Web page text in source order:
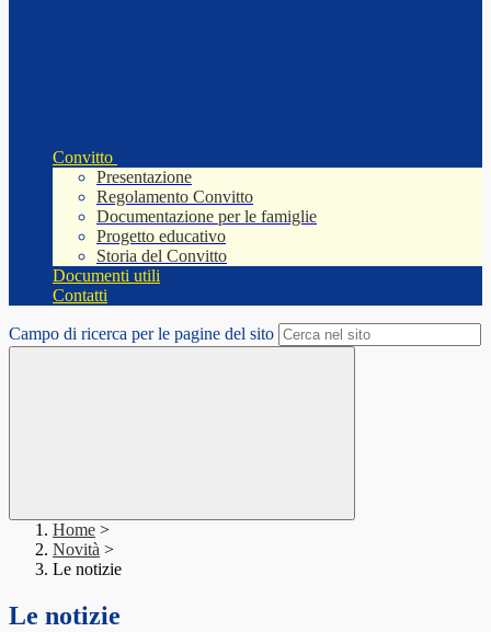
Convitto
Presentazione
Regolamento Convitto
Documentazione per le famiglie
Progetto educativo
Storia del Convitto
Documenti utili
Contatti
Campo di ricerca per le pagine del sito
Home >
Novità >
Le notizie
Le notizie